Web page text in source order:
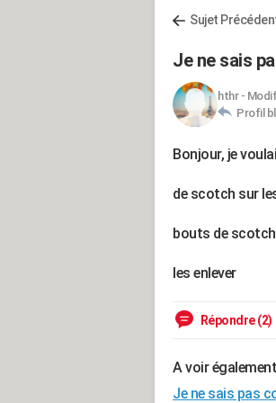
Sujet
Je ne sais
hthr-
Profil
Bonjour, je
de scotch sur
bouts de
les enlever
Répondre (2)
A voir
Je ne sais pas